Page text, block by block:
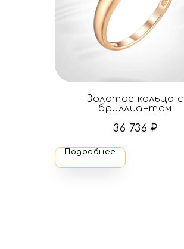
Золотое кольцо с
бриллиантом
36 736 ₽
Подробнее